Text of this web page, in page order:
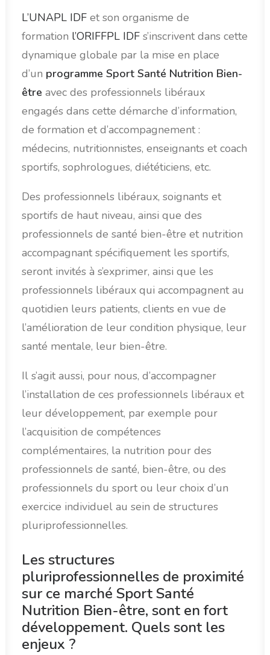
L’UNAPL IDF et son organisme de
formation l’ORIFFPL IDF s’inscrivent dans cette
dynamique globale par la mise en place
d’un programme Sport Santé Nutrition Bien-
être avec des professionnels libéraux
engagés dans cette démarche d’information,
de formation et d’accompagnement :
médecins, nutritionnistes, enseignants et coach
sportifs, sophrologues, diététiciens, etc.
Des professionnels libéraux, soignants et
sportifs de haut niveau, ainsi que des
professionnels de santé bien-être et nutrition
accompagnant spécifiquement les sportifs,
seront invités à s’exprimer, ainsi que les
professionnels libéraux qui accompagnent au
quotidien leurs patients, clients en vue de
l’amélioration de leur condition physique, leur
santé mentale, leur bien-être.
Il s’agit aussi, pour nous, d’accompagner
l’installation de ces professionnels libéraux et
leur développement, par exemple pour
l’acquisition de compétences
complémentaires, la nutrition pour des
professionnels de santé, bien-être, ou des
professionnels du sport ou leur choix d’un
exercice individuel au sein de structures
pluriprofessionnelles.
Les structures
pluriprofessionnelles de proximité
sur ce marché Sport Santé
Nutrition Bien-être, sont en fort
développement. Quels sont les
enjeux ?